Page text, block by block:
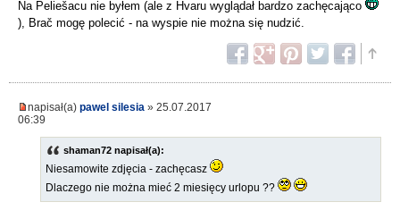
Na Peliešacu nie byłem (ale z Hvaru wyglądał bardzo zachęcająco
), Brač mogę polecić - na wyspie nie można się nudzić.
napisał(a) pawel silesia » 25.07.2017
06:39
shaman72 napisał(a):
Niesamowite zdjęcia - zachęcasz
Dlaczego nie można mieć 2 miesięcy urlopu ??